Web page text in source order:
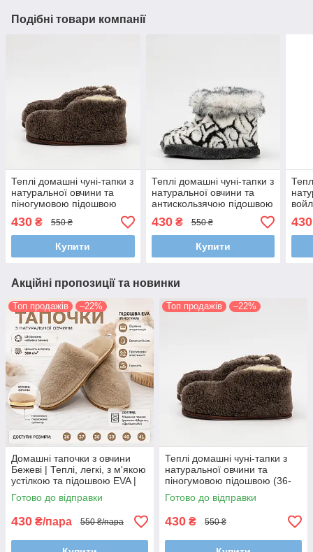
Подібні товари компанії
Теплі домашні чуні-тапки з
натуральної овчини та
піногумовою підошвою
(36-45 розмір, коричневі)
430 ₴ 550 ₴
Купити
Теплі домашні чуні-тапки з
натуральної овчини та
антискользячою підошвою
та опушкою (розміри 36-
45)
430₴ 550 ₴
Купити
430
Акційні пропозиції та новинки
Топ продажів –22%
Домашні тапочки з овчини
Бежеві | Теплі, легкі, з м'якою
устілкою та підошвою EVA |
Розміри 36–41
Готово до відправки
430 ₴/пара 550 ₴/пара
Топ продажів –22%
Теплі домашні чуні-тапки з
натуральної овчини та
піногумовою підошвою (36-
45 розмір, коричневі)
Готово до відправки
430 ₴ 550 ₴